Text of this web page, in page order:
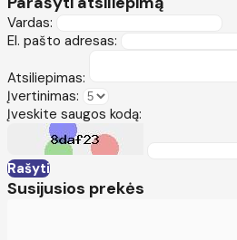
Vardas:
El. pašto adresas:
Atsiliepimas:
Įvertinimas:
Įveskite saugos kodą:
Rašyti
Susijusios prekės